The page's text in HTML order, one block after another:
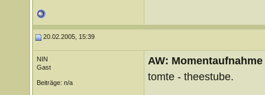
20.02.2005, 15:39
NIN
Gast
Beiträge: n/a
AW: Momentaufnahme
tomte - theestube.